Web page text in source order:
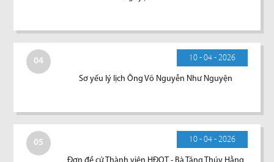
04 10 - 04 - 2026
Sơ yếu lý lịch Ông Võ Nguyễn Như Nguyện
05 10 - 04 - 2026